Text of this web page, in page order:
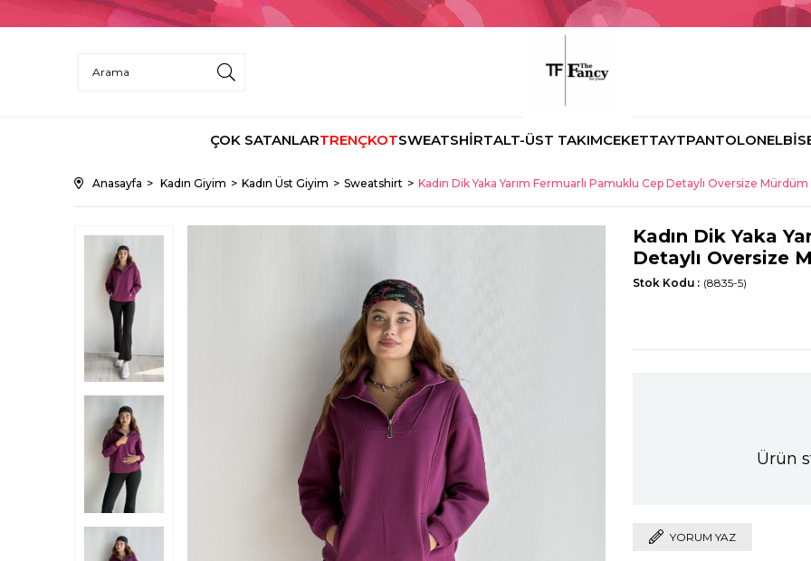
ÇOK SATANLARTRENÇKOTSWEATSHİRTALT-ÜST TAKIMCEKETTAYTPANTOLON
Anasayfa Kadın Giyim Kadın Üst Giyim Sweatshirt Kadın Dik Yaka Yarım Fermuarlı Pamuklu Cep Detaylı Oversize
Kadın Dik Yaka
Detaylı Oversize
(8835-5)
Stok Kodu
Ürün
YORUM YAZ